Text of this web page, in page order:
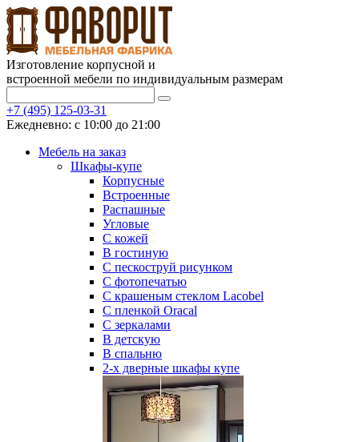
Изготовление корпусной и
встроенной мебели по индивидуальным размерам
+7 (495) 125-03-31
Ежедневно: с 10:00 до 21:00
Мебель на заказ
Шкафы-купе
Корпусные
Встроенные
Распашные
Угловые
С кожей
В гостиную
С пескоструй рисунком
С фотопечатью
С крашеным стеклом Lacobel
С пленкой Oracal
С зеркалами
В детскую
В спальню
2-х дверные шкафы купе